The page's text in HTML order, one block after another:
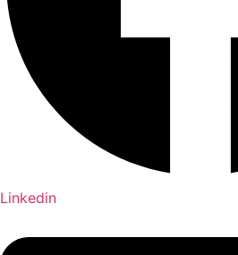
Linkedin